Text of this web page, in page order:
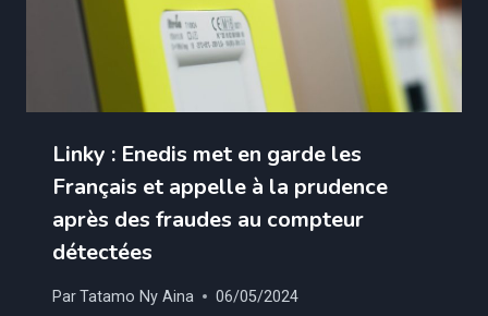
Linky : Enedis met en garde les
Français et appelle à la prudence
après des fraudes au compteur
détectées
ParTatamo Ny Aina 06/05/2024